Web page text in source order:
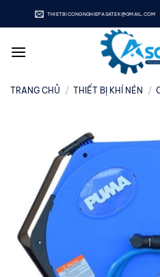
qua
dung
THIETBICONGNGHIEPASATEK@GMAIL.COM
TRANG CHỦ / THIẾT BỊ KHÍ NÉN /